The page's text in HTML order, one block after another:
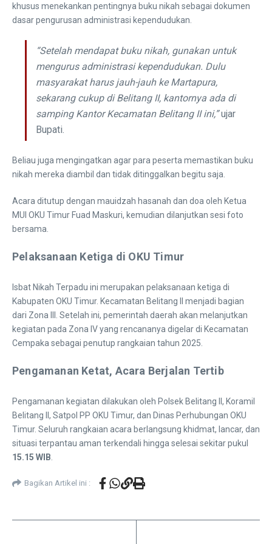
khusus menekankan pentingnya buku nikah sebagai dokumen
dasar pengurusan administrasi kependudukan.
“Setelah mendapat buku nikah, gunakan untuk
mengurus administrasi kependudukan. Dulu
masyarakat harus jauh-jauh ke Martapura,
sekarang cukup di Belitang II, kantornya ada di
samping Kantor Kecamatan Belitang II ini,”ujar
Bupati.
Beliau juga mengingatkan agar para peserta memastikan buku
nikah mereka diambil dan tidak ditinggalkan begitu saja.
Acara ditutup dengan mauidzah hasanah dan doa oleh Ketua
MUI OKU Timur Fuad Maskuri, kemudian dilanjutkan sesi foto
bersama.
Pelaksanaan Ketiga di OKU Timur
Isbat Nikah Terpadu ini merupakan pelaksanaan ketiga di
Kabupaten OKU Timur. Kecamatan Belitang II menjadi bagian
dari Zona III. Setelah ini, pemerintah daerah akan melanjutkan
kegiatan pada Zona IV yang rencananya digelar di Kecamatan
Cempaka sebagai penutup rangkaian tahun 2025.
Pengamanan Ketat, Acara Berjalan Tertib
Pengamanan kegiatan dilakukan oleh Polsek Belitang II, Koramil
Belitang II, Satpol PP OKU Timur, dan Dinas Perhubungan OKU
Timur. Seluruh rangkaian acara berlangsung khidmat, lancar, dan
situasi terpantau aman terkendali hingga selesai sekitar pukul
15.15 WIB
Bagikan Artikel ini :